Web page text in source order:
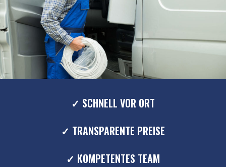
✓ SCHNELL VOR ORT
✓ TRANSPARENTE PREISE
✓ KOMPETENTES TEAM